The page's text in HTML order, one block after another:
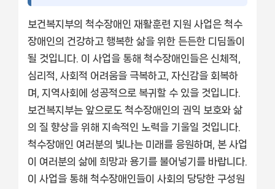
보건복지부의 척수장애인 재활훈련 지원 사업은 척수
장애인의 건강하고 행복한 삶을 위한 든든한 디딤돌이
될 것입니다. 이 사업을 통해 척수장애인들은 신체적,
심리적, 사회적 어려움을 극복하고, 자신감을 회복하
며, 지역사회에 성공적으로 복귀할 수 있을 것입니다.
보건복지부는 앞으로도 척수장애인의 권익 보호와 삶
의 질 향상을 위해 지속적인 노력을 기울일 것입니다.
척수장애인 여러분의 빛나는 미래를 응원하며, 본 사업
이 여러분의 삶에 희망과 용기를 불어넣기를 바랍니다.
이 사업을 통해 척수장애인들이 사회의 당당한 구성원